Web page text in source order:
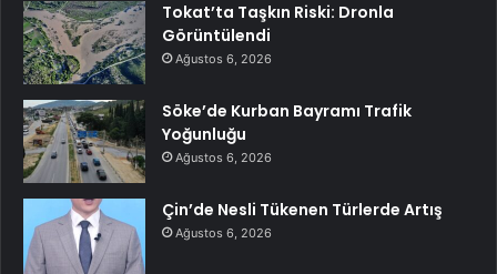
Tokat’ta Taşkın Riski: Dronla
Görüntülendi
Ağustos 6, 2026
Söke’de Kurban Bayramı Trafik
Yoğunluğu
Ağustos 6, 2026
Çin’de Nesli Tükenen Türlerde Artış
Ağustos 6, 2026